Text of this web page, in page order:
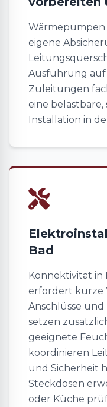
Wärmepumpen
eigene
Ausführung auf
Zuleitungen
eine
Installation in
Bad
Konnektivität in
erfordert kurze
Anschlüsse
setzen
geeignete
koordinieren
und Sicherheit
Steckdosen
oder Küche